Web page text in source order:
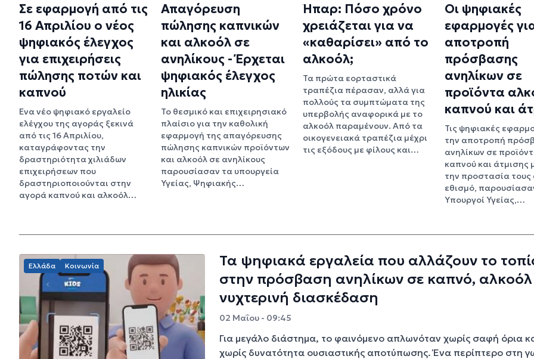
Σε εφαρμογή από τις
16 Απριλίου ο νέος
ψηφιακός έλεγχος
για επιχειρήσεις
πώλησης ποτών και
καπνού
Ένα νέο ψηφιακό εργαλείο
ελέγχου της αγοράς ξεκινά
από τις 16 Απριλίου,
καταγράφοντας την
δραστηριότητα χιλιάδων
επιχειρήσεων που
δραστηριοποιούνται στην
αγορά καπνού και αλκοόλ…
Απαγόρευση
πώλησης καπνικών
και αλκοόλ σε
ανηλίκους - Έρχεται
ψηφιακός έλεγχος
ηλικίας
Το θεσμικό και επιχειρησιακό
πλαίσιο για την καθολική
εφαρμογή της απαγόρευσης
πώλησης καπνικών προϊόντων
και αλκοόλ σε ανηλίκους
παρουσίασαν τα υπουργεία
Υγείας, Ψηφιακής…
Ήπαρ: Πόσο χρόνο
χρειάζεται για να
«καθαρίσει» από το
αλκοόλ;
Τα πρώτα εορταστικά
τραπέζια πέρασαν, αλλά για
πολλούς τα συμπτώματα της
υπερβολής αναφορικά με το
αλκοόλ παραμένουν. Από τα
οικογενειακά τραπέζια μέχρι
τις εξόδους με φίλους και…
Οι ψηφιακές
εφαρμογές
αποτροπή
πρόσβασης
ανηλίκων σε
προϊόντα
καπνού και
Τις ψηφιακές
την αποτροπή
ανηλίκων σε
καπνού και άτμισης
την προστασία τους
εθισμό,
Υπουργοί Υγείας,…
Ελλάδα Κοινωνία
Τα ψηφιακά εργαλεία που αλλάζουν το
στην πρόσβαση ανηλίκων σε καπνό, αλκοόλ
νυχτερινή διασκέδαση
02 Μαΐου - 09:45
Για μεγάλο διάστημα, το φαινόμενο απλωνόταν χωρίς σαφή όρια
χωρίς δυνατότητα ουσιαστικής αποτύπωσης. Ένα περίπτερο στη